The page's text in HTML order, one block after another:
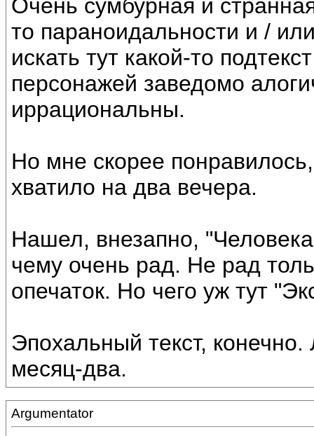
Очень сумбурная и
то параноидальности и /
искать тут какой-то
персонажей заведомо
иррациональны.
Но мне скорее
хватило на два вечера.
Нашел, внезапно,
чему очень рад. Не рад
опечаток. Но чего уж тут
Эпохальный текст,
месяц-два.
Argumentator